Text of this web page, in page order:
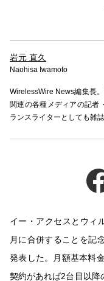
岩元 直久
Naohisa Iwamoto
WirelessWire News編集長
関連の各種メディアの記者
ランスライターとしても雑
イー・アクセスとウィ
月に合併することを記
発表した。月額基本料
契約があれば2台目以降